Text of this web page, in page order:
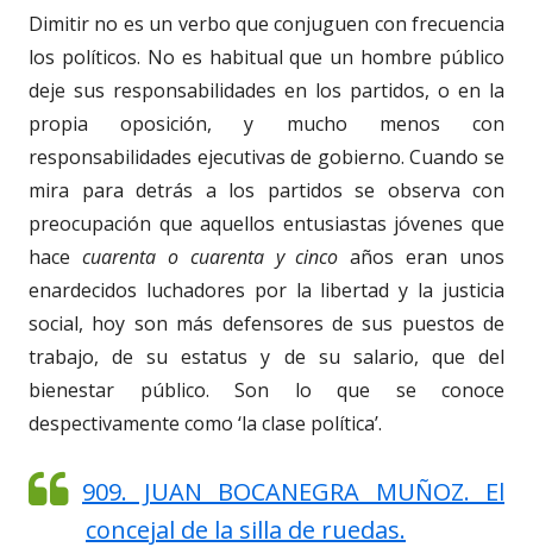
Dimitir no es un verbo que conjuguen con frecuencia
los políticos. No es habitual que un hombre público
deje sus responsabilidades en los partidos, o en la
propia oposición, y mucho menos con
responsabilidades ejecutivas de gobierno. Cuando se
mira para detrás a los partidos se observa con
preocupación que aquellos entusiastas jóvenes que
hace cuarenta o cuarenta y cinco años eran unos
enardecidos luchadores por la libertad y la justicia
social, hoy son más defensores de sus puestos de
trabajo, de su estatus y de su salario, que del
bienestar público. Son lo que se conoce
despectivamente como ‘la clase política’.
909. JUAN BOCANEGRA MUÑOZ. El
concejal de la silla de ruedas.